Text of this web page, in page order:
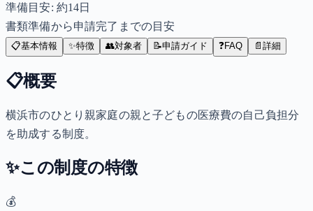
準備目安: 約14日
書類準備から申請完了までの目安
📋基本情報 ✨特徴 👥対象者 📝申請ガイド ❓FAQ 📄 詳細
📋概要
横浜市のひとり親家庭の親と子どもの医療費の自己負担分
を助成する制度。
✨この制度の特徴
💰